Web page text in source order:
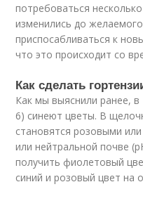
потребоваться
изменились до
приспосабливаться к
что это происходит со
Как сделать
Как мы выяснили ранее,
6) синеют цветы. В
становятся розовыми
или нейтральной почве
получить фиолетовый
синий и розовый цвет на